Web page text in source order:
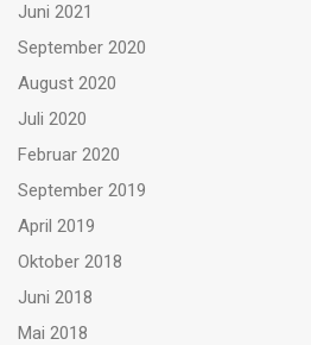
Juni 2021
September 2020
August 2020
Juli 2020
Februar 2020
September 2019
April 2019
Oktober 2018
Juni 2018
Mai 2018